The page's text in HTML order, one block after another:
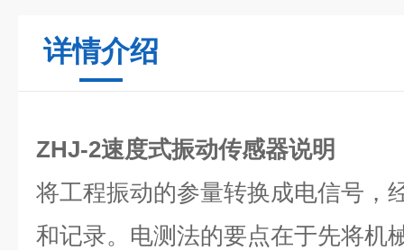
详情介绍
ZHJ-2速度式振动传感器说明
将工程振动的参量转换成电信号，
和记录。电测法的要点在于先将机